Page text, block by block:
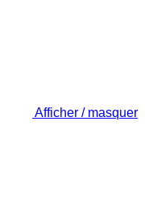
Afficher / masquer